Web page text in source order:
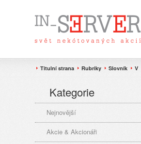
Titulní strana Rubriky Slovník V
Kategorie
Nejnovější
Akcie & Akcionáři